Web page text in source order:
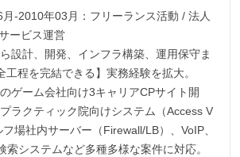
-2010年03月：フリーランス活動 / 法人
ービス運営
設計、開発、インフラ構築、運用保守ま
工程を完結できる】実務経験を拡大。
ゲーム会社向け3キャリアCPサイト開
ラクティック院向けシステム（Access V
場社内サーバー（Firewall/LB）、VoIP、
索システムなど多種多様な案件に対応。